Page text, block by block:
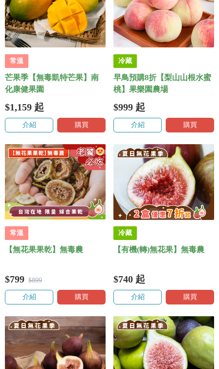
常溫
芒果季【無毒凱特芒果】南
化康健果園
$1,159 起
介紹 購買
冷藏
早鳥預購8折【梨山山根水蜜
桃】果樂園農場
$999 起
介紹 購買
常溫
【無花果果乾】無毒農
$799 $899
介紹 購買
冷藏
【有機(轉)無花果】無毒農
$740 起
介紹 購買